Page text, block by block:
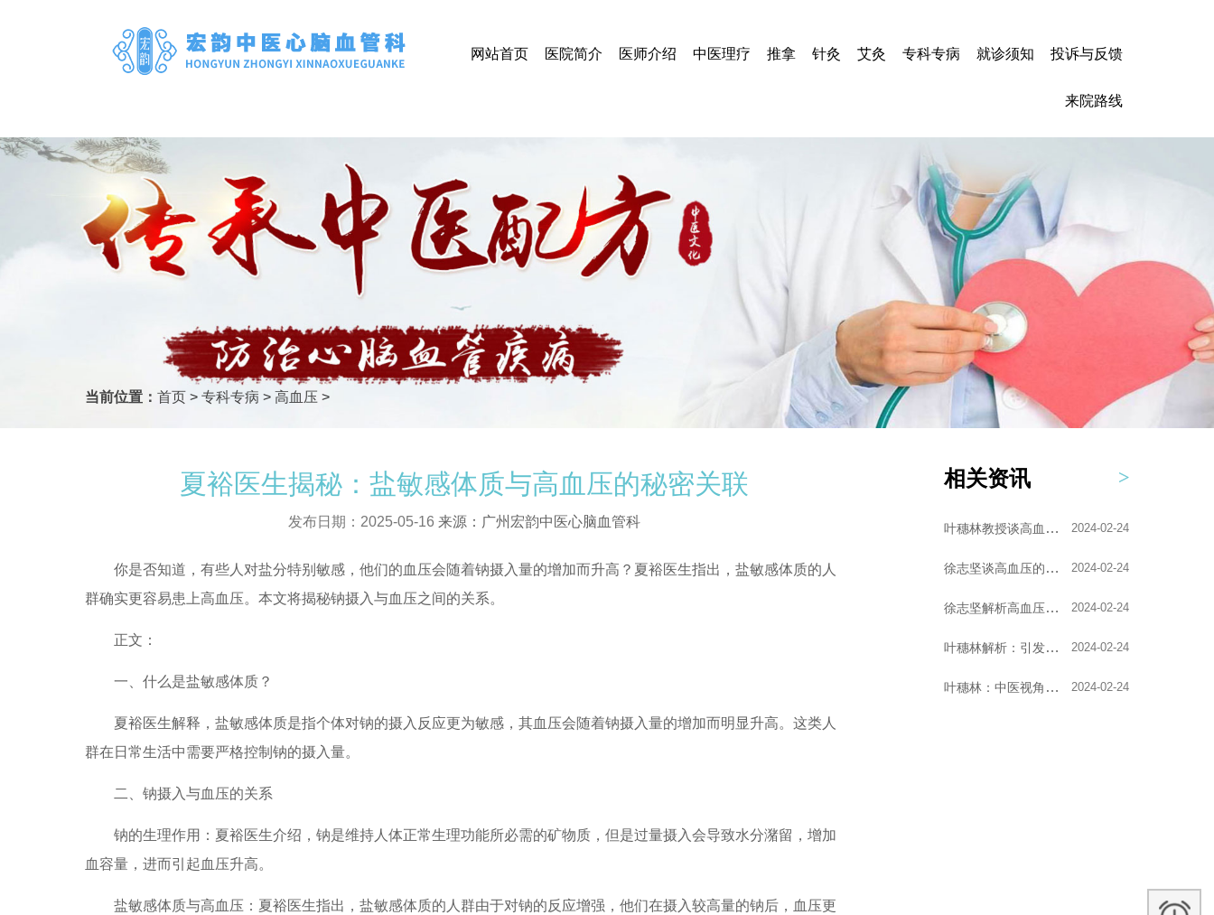
网站首页 医院简介 医师介绍 中医理疗 推拿 针灸 艾灸 专科专病
心肌炎
脑梗塞
脑出血
就诊须知 投诉与反馈
来院路线
当前位置： 首页 > 专科专病 > 高血压 >
夏裕医生揭秘：盐敏感体质与高血压的秘密关联
发布日期：2025-05-16 来源：广州宏韵中医心脑血管科
你是否知道，有些人对盐分特别敏感，他们的血压会随着钠摄入量的增加而升高？夏裕医生指出，盐敏感体质的人
群确实更容易患上高血压。本文将揭秘钠摄入与血压之间的关系。
正文：
一、什么是盐敏感体质？
夏裕医生解释，盐敏感体质是指个体对钠的摄入反应更为敏感，其血压会随着钠摄入量的增加而明显升高。这类人
群在日常生活中需要严格控制钠的摄入量。
二、钠摄入与血压的关系
钠的生理作用：夏裕医生介绍，钠是维持人体正常生理功能所必需的矿物质，但是过量摄入会导致水分潴留，增加
血容量，进而引起血压升高。
盐敏感体质与高血压：夏裕医生指出，盐敏感体质的人群由于对钠的反应增强，他们在摄入较高量的钠后，血压更
相关资讯
2024-02-24
叶穗林教授谈高血压的...
2024-02-24
徐志坚谈高血压的艾灸...
2024-02-24
徐志坚解析高血压的形...
2024-02-24
叶穗林解析：引发高血...
2024-02-24
叶穗林：中医视角下的...